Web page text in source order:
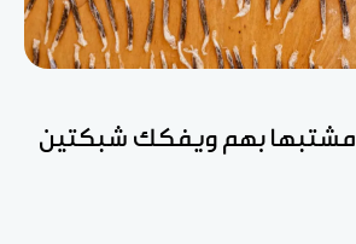
الدرك يوقف 13 مشتبها بهم ويفكك شبكتين